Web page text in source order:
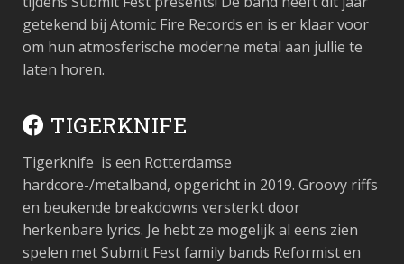
getekend bij Atomic Fire Records en is er klaar voor
om hun atmosferische moderne metal aan jullie te
laten horen.
TIGERKNIFE
Tigerknife is een Rotterdamse
hardcore-/metalband, opgericht in 2019. Groovy riffs
en beukende breakdowns versterkt door
herkenbare lyrics. Je hebt ze mogelijk al eens zien
spelen met Submit Fest family bands Reformist en